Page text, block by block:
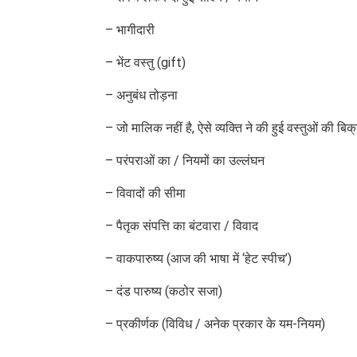
– भागीदारी
– भेंट वस्तु (gift)
– अनुबंध तोड़ना
– जो मालिक नहीं है, ऐसे व्यक्ति ने की हुई वस्तुओं की
– परंपराओं का / नियमों का उल्लंघन
– विवादों की सीमा
– पैतृक संपत्ति का बंटवारा / विवाद
– वाकपारुष्य (आज की भाषा में ‘हेट स्पीच’)
– दंड पारुष्य (कठोर सजा)
– प्रकीर्णक (विविध / अनेक प्रकार के यम-नियम)